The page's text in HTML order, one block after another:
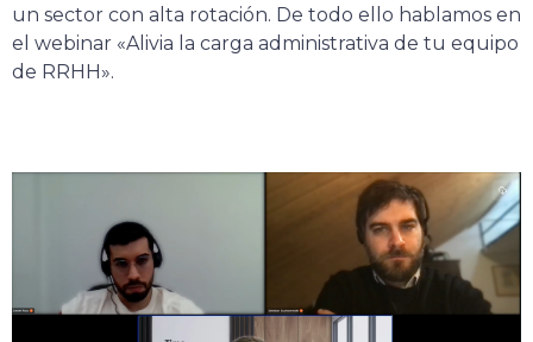
un sector con alta rotación. De todo ello hablamos en
el webinar «Alivia la carga administrativa de tu equipo
de RRHH».